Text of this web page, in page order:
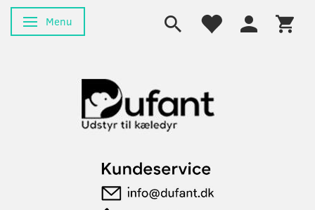
Skifte navigation
Menu